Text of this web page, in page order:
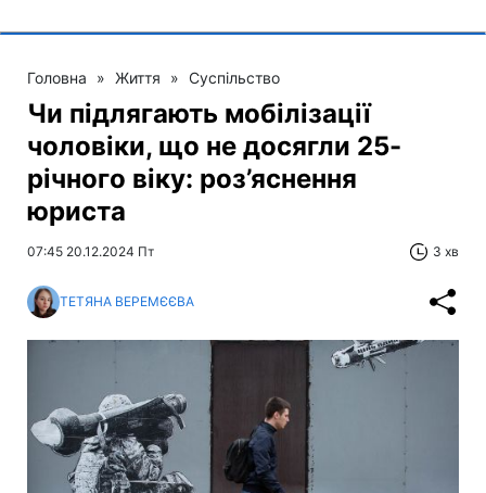
Головна » Життя » Суспільство
Чи підлягають мобілізації
чоловіки, що не досягли 25-
річного віку: роз’яснення
юриста
07:45 20.12.2024 Пт 3 хв
ТЕТЯНА ВЕРЕМЄЄВА